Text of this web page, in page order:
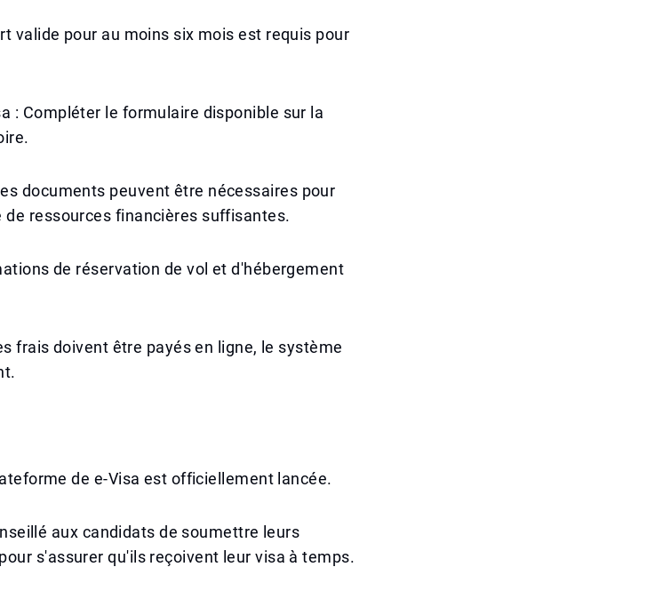
valide pour au moins six mois est requis pour
: Compléter le formulaire disponible sur la
documents peuvent être nécessaires pour
ressources financières suffisantes.
de réservation de vol et d'hébergement
frais doivent être payés en ligne, le système
de e-Visa est officiellement lancée.
aux candidats de soumettre leurs
s'assurer qu'ils reçoivent leur visa à temps.